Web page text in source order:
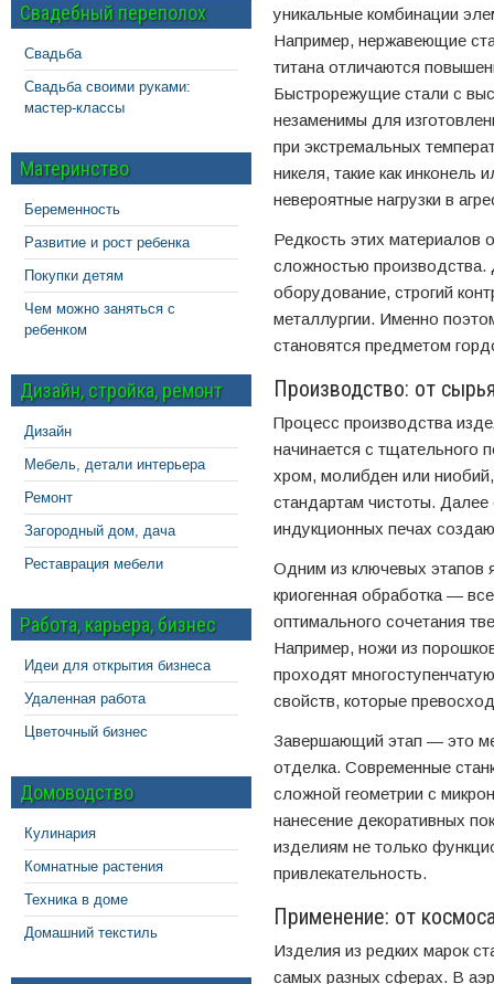
уникальные комбинации
Например, нержавеющие
титана отличаются
Быстрорежущие стали с
незаменимы для
при экстремальных
никеля, такие как
невероятные нагрузки в
Редкость этих материалов
сложностью производства.
оборудование, строгий
металлургии. Именно
становятся предметом
Производство: от
Процесс производства
начинается с тщательного
хром, молибден или
стандартам чистоты. Далее
индукционных печах
Одним из ключевых этапов
криогенная обработка —
оптимального сочетания
Например, ножи из
проходят
свойств, которые
Завершающий этап — это
отделка. Современные
сложной геометрии с
нанесение декоративных
изделиям не только
привлекательность.
Применение: от
Изделия из редких марок
самых разных сферах. В
Свадебный переполох
Свадьба
Свадьба своими руками:
мастер-классы
Материнство
Беременность
Развитие и рост ребенка
Покупки детям
Чем можно заняться с
ребенком
Дизайн, стройка, ремонт
Дизайн
Мебель, детали интерьера
Ремонт
Загородный дом, дача
Реставрация мебели
Работа, карьера, бизнес
Идеи для открытия бизнеса
Удаленная работа
Цветочный бизнес
Домоводство
Кулинария
Комнатные растения
Техника в доме
Домашний текстиль